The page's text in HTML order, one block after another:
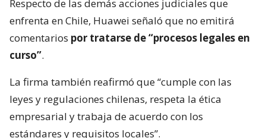
Respecto de las demás acciones judiciales que
enfrenta en Chile, Huawei señaló que no emitirá
comentarios por tratarse de “procesos legales en
curso”.
La firma también reafirmó que “cumple con las
leyes y regulaciones chilenas, respeta la ética
empresarial y trabaja de acuerdo con los
estándares y requisitos locales”.